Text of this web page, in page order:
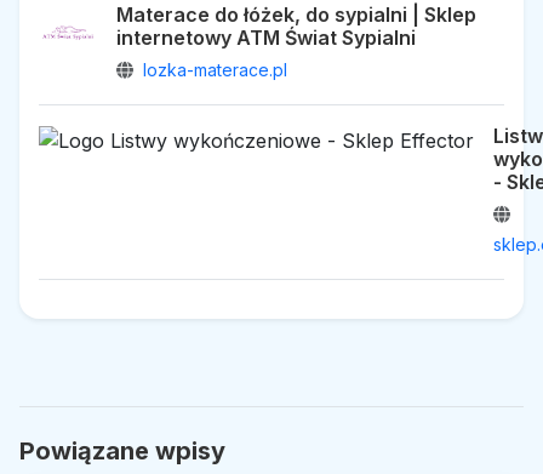
Materace do łóżek, do sypialni | Sklep
internetowy ATM Świat Sypialni
lozka-materace.pl
-
Powiązane wpisy